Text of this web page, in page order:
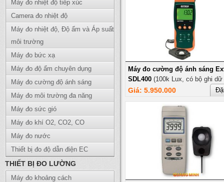
Máy đo nhiệt độ tiếp xúc
Camera đo nhiệt độ
Máy đo nhiệt độ, Độ ẩm và Áp suất
môi trường
Máy đo bức xạ
Máy đo độ ẩm chuyên dụng
Máy đo cường độ ánh sáng
Máy đo môi trường đa năng
Máy đo sức gió
Máy đo khí O2, CO2, CO
Máy đo nước
Thiết bị đo độ dẫn điện EC
THIẾT BỊ ĐO LƯỜNG
Máy đo khoảng cách
Máy đo cường độ ánh sáng
SDL400 (100k Lux, có bộ ghi dữ
Giá: 5.950.000